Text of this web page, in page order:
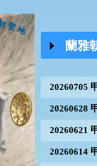
蘭雅
20260705
20260628
20260621
20260614